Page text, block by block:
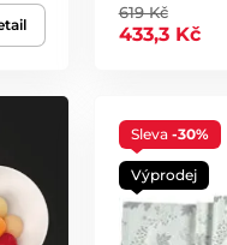
619 Kč
433,3 Kč
Sleva -30%
Výprodej